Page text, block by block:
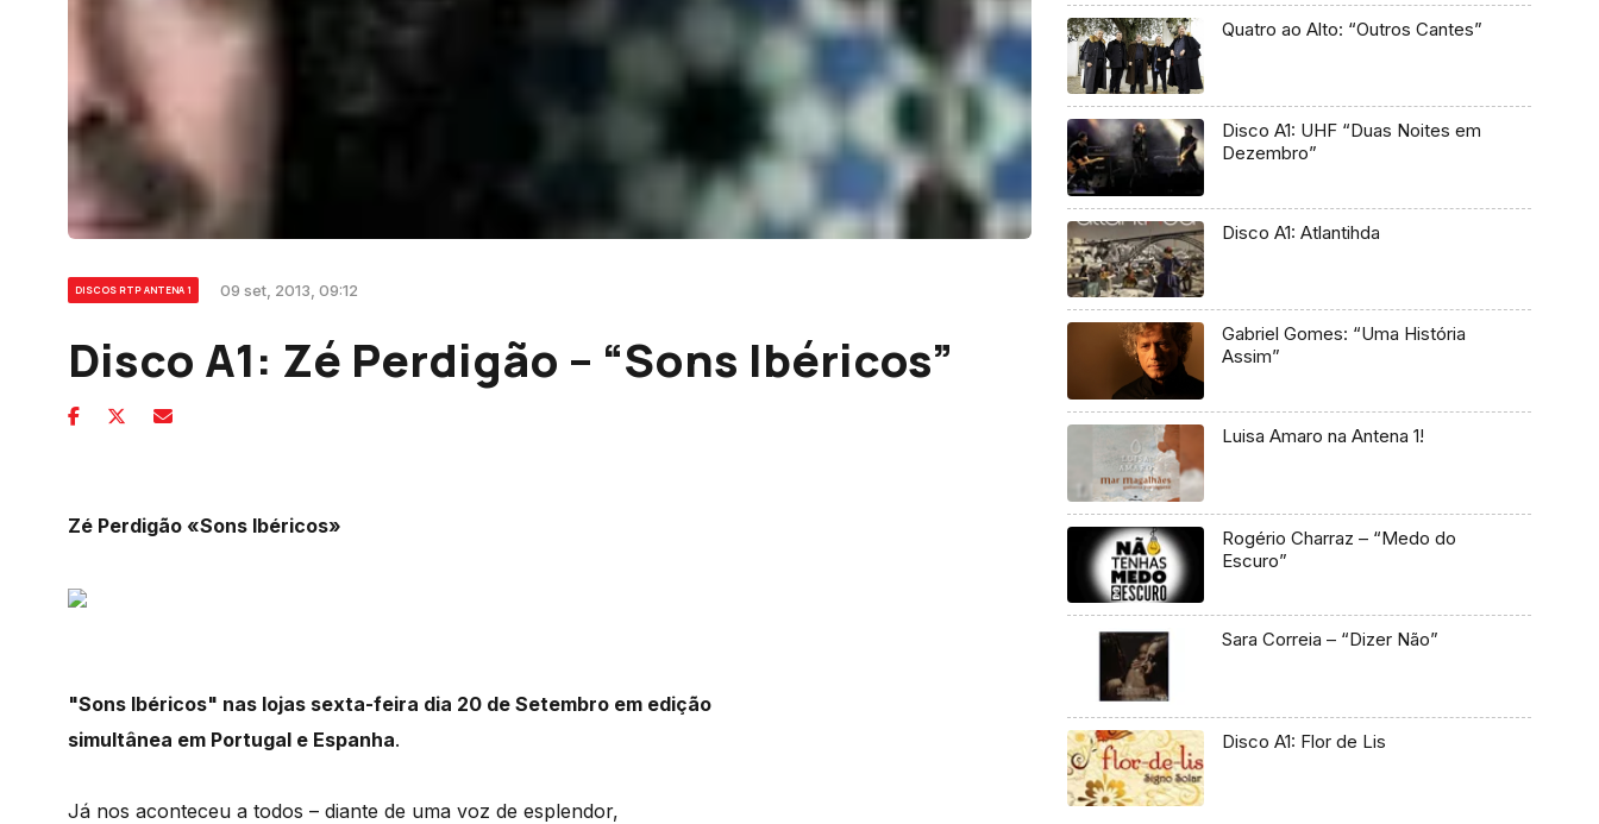
DISCOS RTP ANTENA 1 09 set, 2013, 09:12
Disco A1: Zé Perdigão – “Sons Ibéricos”
Zé Perdigão «Sons Ibéricos»
"Sons Ibéricos" nas lojas sexta-feira dia 20 de Setembro em edição
simultânea em Portugal e Espanha.
Já nos aconteceu a todos – diante de uma voz de esplendor,
Quatro ao Alto: “Outros Cantes”
Disco A1: UHF “Duas Noites em
Dezembro”
Disco A1: Atlantihda
Gabriel Gomes: “Uma História
Assim”
Luisa Amaro na Antena 1!
Rogério Charraz – “Medo do
Escuro”
Sara Correia – “Dizer Não”
Disco A1: Flor de Lis